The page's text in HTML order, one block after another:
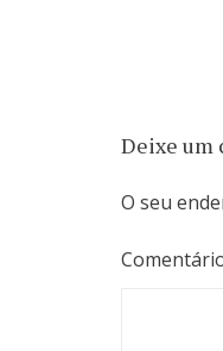
Deixe um
O seu